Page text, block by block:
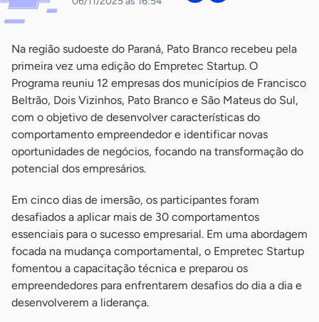
Na região sudoeste do Paraná, Pato Branco recebeu pela
primeira vez uma edição do Empretec Startup. O
Programa reuniu 12 empresas dos municípios de Francisco
Beltrão, Dois Vizinhos, Pato Branco e São Mateus do Sul,
com o objetivo de desenvolver características do
comportamento empreendedor e identificar novas
oportunidades de negócios, focando na transformação do
potencial dos empresários.
Em cinco dias de imersão, os participantes foram
desafiados a aplicar mais de 30 comportamentos
essenciais para o sucesso empresarial. Em uma abordagem
focada na mudança comportamental, o Empretec Startup
fomentou a capacitação técnica e preparou os
empreendedores para enfrentarem desafios do dia a dia e
desenvolverem a liderança.